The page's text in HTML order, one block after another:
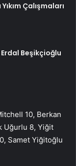
Çalışmaları
Erdal Beşikçioğlu
10, Berkan
Uğurlu 8, Yiğit
Samet Yiğitoğlu